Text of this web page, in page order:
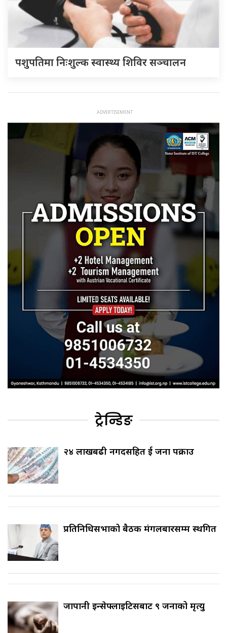
पशुपतिमा निःशुल्क स्वास्थ्य शिविर सञ्चालन
ट्रेन्डिङ
२४ लाखबढी नगदसहित दुई जना पक्राउ
प्रतिनिधिसभाको बैठक मंगलबारसम्म स्थगित
जापानी इन्सेफ्लाइटिसबाट ९ जनाको मृत्यु